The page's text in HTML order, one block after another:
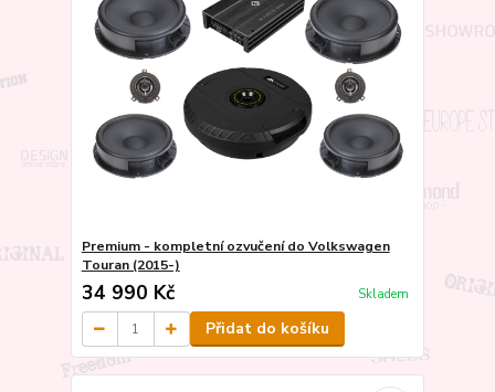
Premium - kompletní ozvučení do Volkswagen
Touran (2015-)
34 990 Kč Skladem
Přidat do košíku